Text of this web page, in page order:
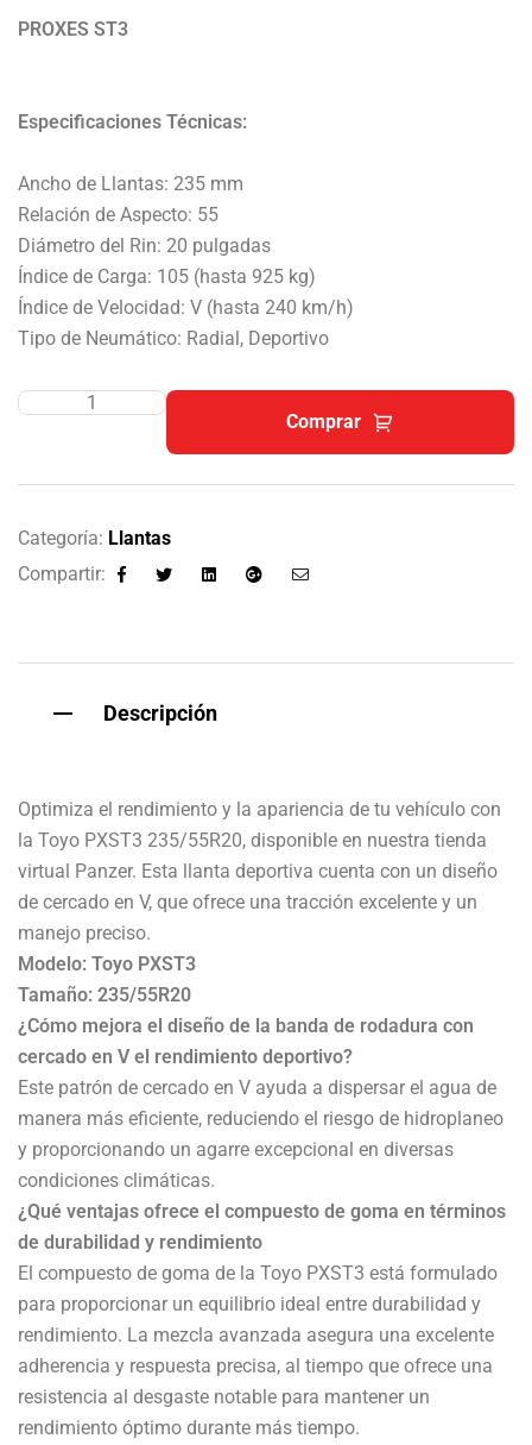
PROXES ST3
Especificaciones Técnicas:
Ancho de Llantas: 235 mm
Relación de Aspecto: 55
Diámetro del Rin: 20 pulgadas
Índice de Carga: 105 (hasta 925 kg)
Índice de Velocidad: V (hasta 240 km/h)
Tipo de Neumático: Radial, Deportivo
Comprar
Categoría: Llantas
Compartir:
Descripción
Optimiza el rendimiento y la apariencia de tu vehículo con
la Toyo PXST3 235/55R20, disponible en nuestra tienda
virtual Panzer. Esta llanta deportiva cuenta con un diseño
de cercado en V, que ofrece una tracción excelente y un
manejo preciso.
Modelo: Toyo PXST3
Tamaño: 235/55R20
¿Cómo mejora el diseño de la banda de rodadura con
cercado en V el rendimiento deportivo?
Este patrón de cercado en V ayuda a dispersar el agua de
manera más eficiente, reduciendo el riesgo de hidroplaneo
y proporcionando un agarre excepcional en diversas
condiciones climáticas.
¿Qué ventajas ofrece el compuesto de goma en términos
de durabilidad y rendimiento
El compuesto de goma de la Toyo PXST3 está formulado
para proporcionar un equilibrio ideal entre durabilidad y
rendimiento. La mezcla avanzada asegura una excelente
adherencia y respuesta precisa, al tiempo que ofrece una
resistencia al desgaste notable para mantener un
rendimiento óptimo durante más tiempo.